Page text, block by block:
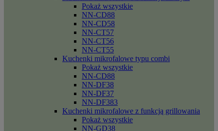
Pokaż wszystkie
NN-CD88
NN-CD58
NN-CT57
NN-CT56
NN-CT55
Kuchenki mikrofalowe typu combi
Pokaż wszystkie
NN-CD88
NN-DF38
NN-DF37
NN-DF383
Kuchenki mikrofalowe z funkcją grillowania
Pokaż wszystkie
NN-GD38